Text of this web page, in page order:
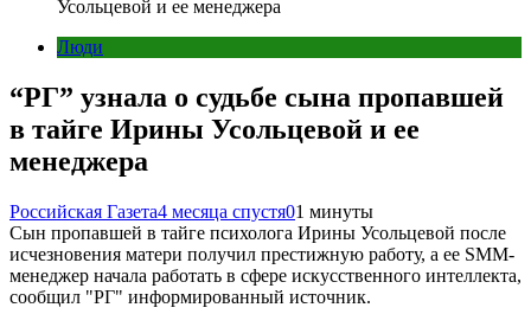
Усольцевой и ее менеджера
Люди
“РГ” узнала о судьбе сына пропавшей
в тайге Ирины Усольцевой и ее
менеджера
Российская Газета4 месяца спустя01 минуты
Сын пропавшей в тайге психолога Ирины Усольцевой после
исчезновения матери получил престижную работу, а ее SMM-
менеджер начала работать в сфере искусственного интеллекта,
сообщил "РГ" информированный источник.